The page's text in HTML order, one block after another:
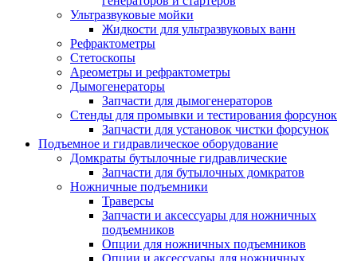
Ультразвуковые мойки
Жидкости для ультразвуковых ванн
Рефрактометры
Стетоскопы
Ареометры и рефрактометры
Дымогенераторы
Запчасти для дымогенераторов
Стенды для промывки и тестирования форсунок
Запчасти для установок чистки форсунок
Подъемное и гидравлическое оборудование
Домкраты бутылочные гидравлические
Запчасти для бутылочных домкратов
Ножничные подъемники
Траверсы
Запчасти и аксессуары для ножничных
подъемников
Опции для ножничных подъемников
Опции и аксессуары для ножничных